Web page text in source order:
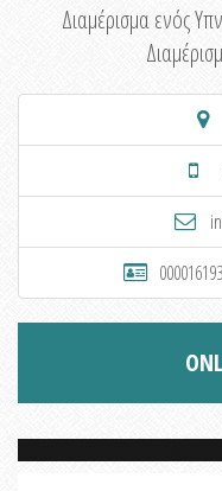
Διαμέρισμα ενός